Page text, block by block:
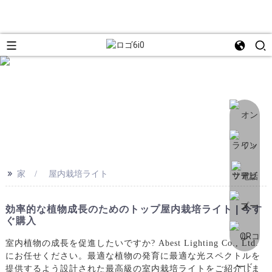
>> 家 屋内栽培ライト
効率的な植物成長のためのトップ屋内栽培ライト | 今す
ぐ購入
室内植物の成長を促進したいですか? Abest Lighting Co., Ltd.
にお任せください。最適な植物の発育に最適な光スペクトルを
提供するよう設計された最高級の室内栽培ライトをご紹介しま